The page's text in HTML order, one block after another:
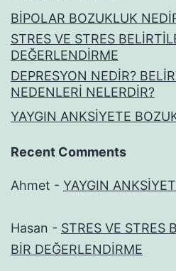
BİPOLAR BOZUKLUK
STRES VE STRES
DEĞERLENDİRME
DEPRESYON NEDİR?
NEDENLERİ NELERDİR?
YAYGIN ANKSİYETE
Recent Comments
Ahmet - YAYGIN
Hasan - STRES VE STRES
BİR DEĞERLENDİRME